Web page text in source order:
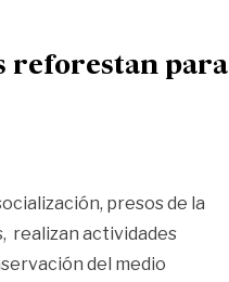
reforestan para
presos de la
realizan actividades
del medio